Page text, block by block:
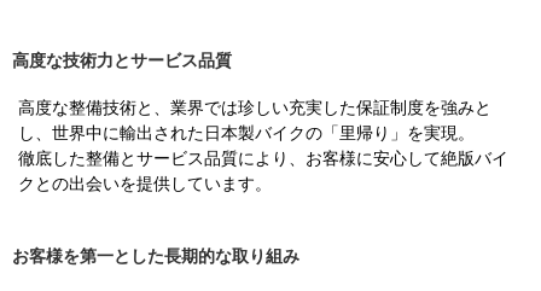
高度な技術力とサービス品質
高度な整備技術と、業界では珍しい充実した保証制度を強みと
し、世界中に輸出された日本製バイクの「里帰り」を実現。
徹底した整備とサービス品質により、お客様に安心して絶版バイ
クとの出会いを提供しています。
お客様を第一とした長期的な取り組み